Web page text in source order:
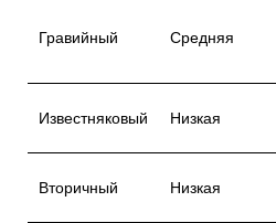
Гравийный Средняя
Известняковый Низкая
Вторичный Низкая